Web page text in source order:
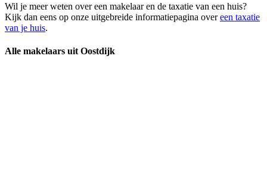
Wil je meer weten over een makelaar en de taxatie van een huis?
Kijk dan eens op onze uitgebreide informatiepagina overeen taxatie
van je huis.
Alle makelaars uit Oostdijk